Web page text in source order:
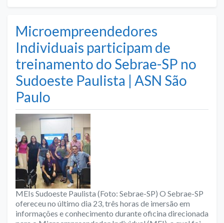
Microempreendedores
Individuais participam de
treinamento do Sebrae-SP no
Sudoeste Paulista | ASN São
Paulo
MEIs Sudoeste Paulista (Foto: Sebrae-SP) O Sebrae-SP
ofereceu no último dia 23, três horas de imersão em
informações e conhecimento durante oficina direcionada